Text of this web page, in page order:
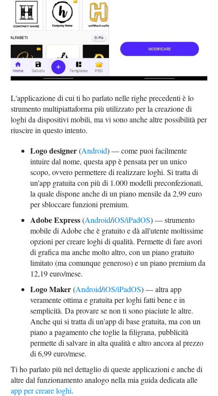
L'applicazione di cui ti ho parlato nelle righe precedenti è lo
strumento multipiattaforma più utilizzato per la creazione di
loghi da dispositivi mobili, ma vi sono anche altre possibilità per
riuscire in questo intento.
Logo designer(Android) — come puoi facilmente
intuire dal nome, questa app è pensata per un unico
scopo, ovvero permettere di realizzare loghi. Si tratta di
un'app gratuita con più di 1.000 modelli preconfezionati,
la quale dispone anche di un piano mensile da 2,99 euro
per sbloccare funzioni premium.
Adobe Express(Android/iOS/iPadOS) — strumento
mobile di Adobe che è gratuito e dà all'utente moltissime
opzioni per creare loghi di qualità. Permette di fare avori
di grafica ma anche molto altro, con un piano gratuito
limitato (ma comunque generoso) e un piano premium da
12,19 euro/mese.
Logo Maker(Android/iOS/iPadOS) — altra app
veramente ottima e gratuita per loghi fatti bene e in
semplicità. Da provare se non ti sono piaciute le altre.
Anche qui si tratta di un'app di base gratuita, ma con un
piano a pagamento che toglie la filigrana, pubblicità
permette di salvare in alta qualità e altro ancora al prezzo
di 6,99 euro/mese.
Ti ho parlato più nel dettaglio di queste applicazioni e anche di
altre dal funzionamento analogo nella mia guida dedicata alle
app per creare loghi.